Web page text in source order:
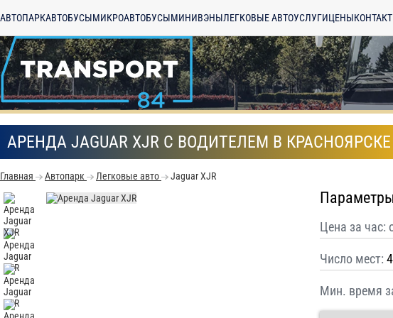
АВТОПАРКАВТОБУСЫМИКРОАВТОБУСЫМИНИВЭНЫЛЕГКОВЫЕ АВТОУСЛУГИЦЕНЫ
АРЕНДА JAGUAR XJR С ВОДИТЕЛЕМ В КРАСНОЯРСКЕ
Главная Автопарк Легковые авто Jaguar XJR
Цена за час:
Число мест: 4
Мин. время
Политикой конфиденциальности